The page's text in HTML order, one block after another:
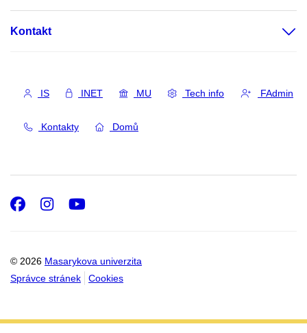
Kontakt
IS INET MU Tech info FAdmin
Kontakty Domů
© 2026 Masarykova univerzita
Správce stránek
Cookies
Facebook
Instagram